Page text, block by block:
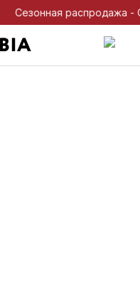
Сезонная распродажа -